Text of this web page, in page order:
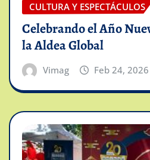
CULTURA Y ESPECTÁCULOS
Celebrando el Año
la Aldea Global
Vimag Feb 24, 2026